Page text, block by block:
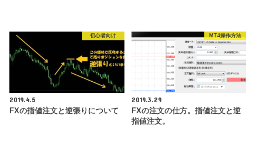
初心者向け
2019.4.5
FXの指値注文と逆張りについて
MT4操作方法
2019.3.29
FXの注文の仕方。指値注文と逆
指値注文。